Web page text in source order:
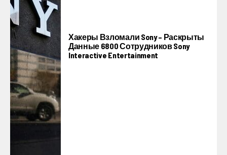
Хакеры Взломали Sony – Раскрыты
Данные 6800 Сотрудников Sony
Interactive Entertainment